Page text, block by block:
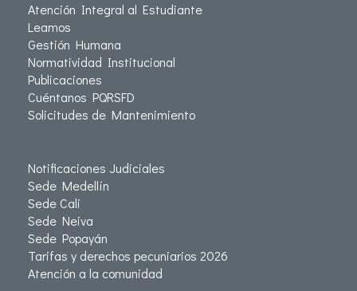
Atención Integral al Estudiante
Leamos
Gestión Humana
Normatividad Institucional
Publicaciones
Cuéntanos PQRSFD
Solicitudes de Mantenimiento
Notificaciones Judiciales
Sede Medellín
Sede Cali
Sede Neiva
Sede Popayán
Tarifas y derechos pecuniarios 2026
Atención a la comunidad